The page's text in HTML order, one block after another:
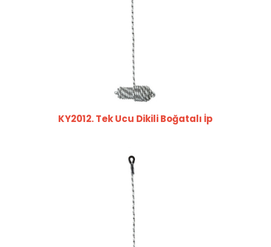
KY2012. Tek Ucu Dikili Boğatalı İp